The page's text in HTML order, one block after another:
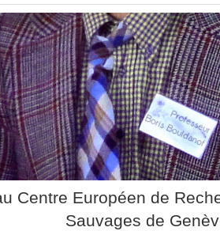
Centre Européen de
Sauvages de